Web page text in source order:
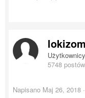
lokizom
Użytkownicy
5748 postów
Napisano Maj 26, 2018 ·